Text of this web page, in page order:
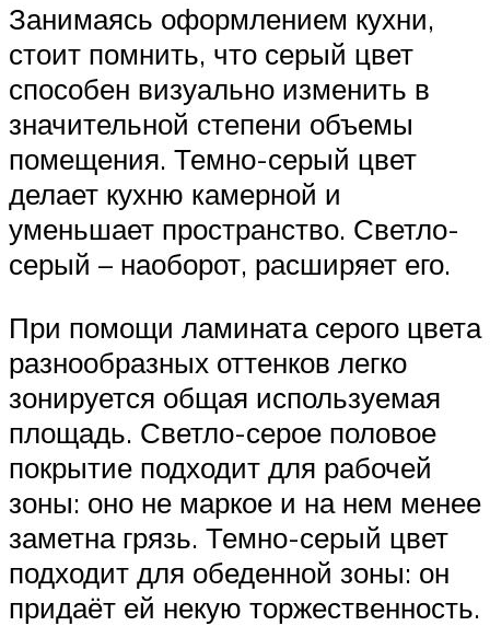
Занимаясь оформлением кухни,
стоит помнить, что серый цвет
способен визуально изменить в
значительной степени объемы
помещения. Темно-серый цвет
делает кухню камерной и
уменьшает пространство. Светло-
серый – наоборот, расширяет его.
При помощи ламината серого цвета
разнообразных оттенков легко
зонируется общая используемая
площадь. Светло-серое половое
покрытие подходит для рабочей
зоны: оно не маркое и на нем менее
заметна грязь. Темно-серый цвет
подходит для обеденной зоны: он
придаёт ей некую торжественность.